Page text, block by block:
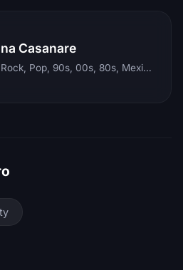
Casanare
Electronic, Rock, Pop, 90s, 00s, 80s, Mexican, Ranchera, Reggaeton, Instrumental, Salsa, Merengue, Tropical, Romantic, Vallenato, Llanera